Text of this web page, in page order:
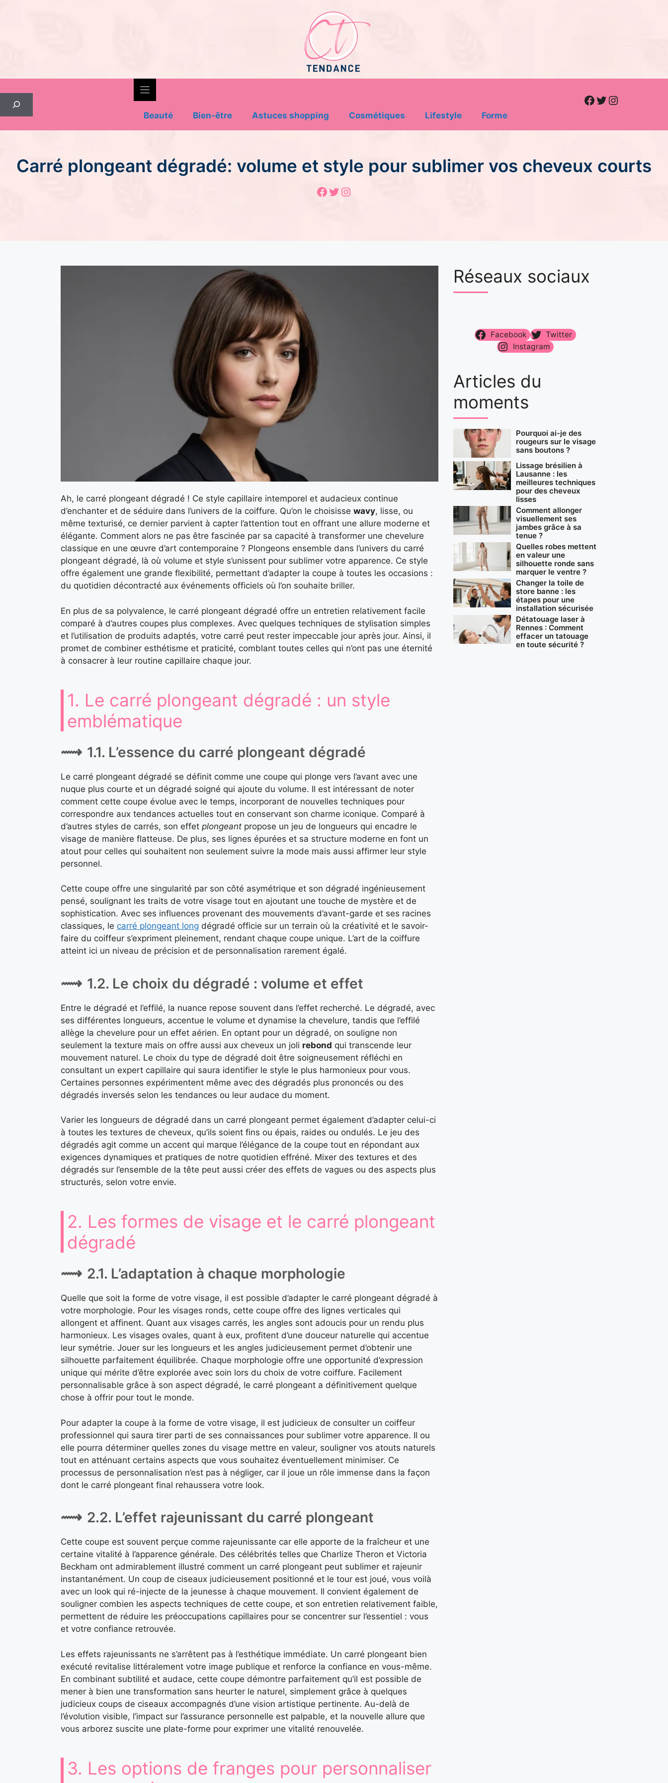
Beauté
Bien-être Astuces shopping Cosmétiques Lifestyle Forme
Facebook
Twitter
Instagram
Carré plongeant dégradé: volume et style pour sublimer vos cheveux courts
Facebook
Twitter
Instagram
Ah, le carré plongeant dégradé ! Ce style capillaire intemporel et audacieux continue
d’enchanter et de séduire dans l’univers de la coiffure. Qu’on le choisisse wavy, lisse, ou
même texturisé, ce dernier parvient à capter l’attention tout en offrant une allure moderne et
élégante. Comment alors ne pas être fascinée par sa capacité à transformer une chevelure
classique en une œuvre d’art contemporaine ? Plongeons ensemble dans l’univers du carré
plongeant dégradé, là où volume et style s’unissent pour sublimer votre apparence. Ce style
offre également une grande flexibilité, permettant d’adapter la coupe à toutes les occasions :
du quotidien décontracté aux événements officiels où l’on souhaite briller.
En plus de sa polyvalence, le carré plongeant dégradé offre un entretien relativement facile
comparé à d’autres coupes plus complexes. Avec quelques techniques de stylisation simples
et l’utilisation de produits adaptés, votre carré peut rester impeccable jour après jour. Ainsi, il
promet de combiner esthétisme et praticité, comblant toutes celles qui n’ont pas une éternité
à consacrer à leur routine capillaire chaque jour.
1. Le carré plongeant dégradé : un style
emblématique
1.1. L’essence du carré plongeant dégradé
Le carré plongeant dégradé se définit comme une coupe qui plonge vers l’avant avec une
nuque plus courte et un dégradé soigné qui ajoute du volume. Il est intéressant de noter
comment cette coupe évolue avec le temps, incorporant de nouvelles techniques pour
correspondre aux tendances actuelles tout en conservant son charme iconique. Comparé à
d’autres styles de carrés, son effet plongeant propose un jeu de longueurs qui encadre le
visage de manière flatteuse. De plus, ses lignes épurées et sa structure moderne en font un
atout pour celles qui souhaitent non seulement suivre la mode mais aussi affirmer leur style
personnel.
Cette coupe offre une singularité par son côté asymétrique et son dégradé ingénieusement
pensé, soulignant les traits de votre visage tout en ajoutant une touche de mystère et de
sophistication. Avec ses influences provenant des mouvements d’avant-garde et ses racines
classiques, le carré plongeant long dégradé officie sur un terrain où la créativité et le savoir-
faire du coiffeur s’expriment pleinement, rendant chaque coupe unique. L’art de la coiffure
atteint ici un niveau de précision et de personnalisation rarement égalé.
1.2. Le choix du dégradé : volume et effet
Entre le dégradé et l’effilé, la nuance repose souvent dans l’effet recherché. Le dégradé, avec
ses différentes longueurs, accentue le volume et dynamise la chevelure, tandis que l’effilé
allège la chevelure pour un effet aérien. En optant pour un dégradé, on souligne non
seulement la texture mais on offre aussi aux cheveux un joli rebond qui transcende leur
mouvement naturel. Le choix du type de dégradé doit être soigneusement réfléchi en
consultant un expert capillaire qui saura identifier le style le plus harmonieux pour vous.
Certaines personnes expérimentent même avec des dégradés plus prononcés ou des
dégradés inversés selon les tendances ou leur audace du moment.
Varier les longueurs de dégradé dans un carré plongeant permet également d’adapter celui-ci
à toutes les textures de cheveux, qu’ils soient fins ou épais, raides ou ondulés. Le jeu des
dégradés agit comme un accent qui marque l’élégance de la coupe tout en répondant aux
exigences dynamiques et pratiques de notre quotidien effréné. Mixer des textures et des
dégradés sur l’ensemble de la tête peut aussi créer des effets de vagues ou des aspects plus
structurés, selon votre envie.
2. Les formes de visage et le carré plongeant
dégradé
2.1. L’adaptation à chaque morphologie
Quelle que soit la forme de votre visage, il est possible d’adapter le carré plongeant dégradé à
votre morphologie. Pour les visages ronds, cette coupe offre des lignes verticales qui
allongent et affinent. Quant aux visages carrés, les angles sont adoucis pour un rendu plus
harmonieux. Les visages ovales, quant à eux, profitent d’une douceur naturelle qui accentue
leur symétrie. Jouer sur les longueurs et les angles judicieusement permet d’obtenir une
silhouette parfaitement équilibrée. Chaque morphologie offre une opportunité d’expression
unique qui mérite d’être explorée avec soin lors du choix de votre coiffure. Facilement
personnalisable grâce à son aspect dégradé, le carré plongeant a définitivement quelque
chose à offrir pour tout le monde.
Pour adapter la coupe à la forme de votre visage, il est judicieux de consulter un coiffeur
professionnel qui saura tirer parti de ses connaissances pour sublimer votre apparence. Il ou
elle pourra déterminer quelles zones du visage mettre en valeur, souligner vos atouts naturels
tout en atténuant certains aspects que vous souhaitez éventuellement minimiser. Ce
processus de personnalisation n’est pas à négliger, car il joue un rôle immense dans la façon
dont le carré plongeant final rehaussera votre look.
2.2. L’effet rajeunissant du carré plongeant
Cette coupe est souvent perçue comme rajeunissante car elle apporte de la fraîcheur et une
certaine vitalité à l’apparence générale. Des célébrités telles que Charlize Theron et Victoria
Beckham ont admirablement illustré comment un carré plongeant peut sublimer et rajeunir
instantanément. Un coup de ciseaux judicieusement positionné et le tour est joué, vous voilà
avec un look qui ré-injecte de la jeunesse à chaque mouvement. Il convient également de
souligner combien les aspects techniques de cette coupe, et son entretien relativement faible,
permettent de réduire les préoccupations capillaires pour se concentrer sur l’essentiel : vous
et votre confiance retrouvée.
Les effets rajeunissants ne s’arrêtent pas à l’esthétique immédiate. Un carré plongeant bien
exécuté revitalise littéralement votre image publique et renforce la confiance en vous-même.
En combinant subtilité et audace, cette coupe démontre parfaitement qu’il est possible de
mener à bien une transformation sans heurter le naturel, simplement grâce à quelques
judicieux coups de ciseaux accompagnés d’une vision artistique pertinente. Au-delà de
l’évolution visible, l’impact sur l’assurance personnelle est palpable, et la nouvelle allure que
vous arborez suscite une plate-forme pour exprimer une vitalité renouvelée.
3. Les options de franges pour personnaliser
Réseaux sociaux
Facebook
Twitter
Instagram
Articles du
moments
Pourquoi ai-je des
rougeurs sur le visage
sans boutons ?
Lissage brésilien à
Lausanne : les
meilleures techniques
pour des cheveux
lisses
Comment allonger
visuellement ses
jambes grâce à sa
tenue ?
Quelles robes mettent
en valeur une
silhouette ronde sans
marquer le ventre ?
Changer la toile de
store banne : les
étapes pour une
installation sécurisée
Détatouage laser à
Rennes : Comment
effacer un tatouage
en toute sécurité ?